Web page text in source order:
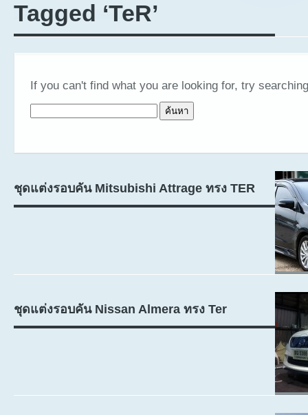
Tagged ‘TeR’
If you can't find what you are looking for, try
ชุดแต่งรอบคัน Mitsubishi Attrage ทรง TER
ชุดแต่งรอบคัน Nissan Almera ทรง Ter